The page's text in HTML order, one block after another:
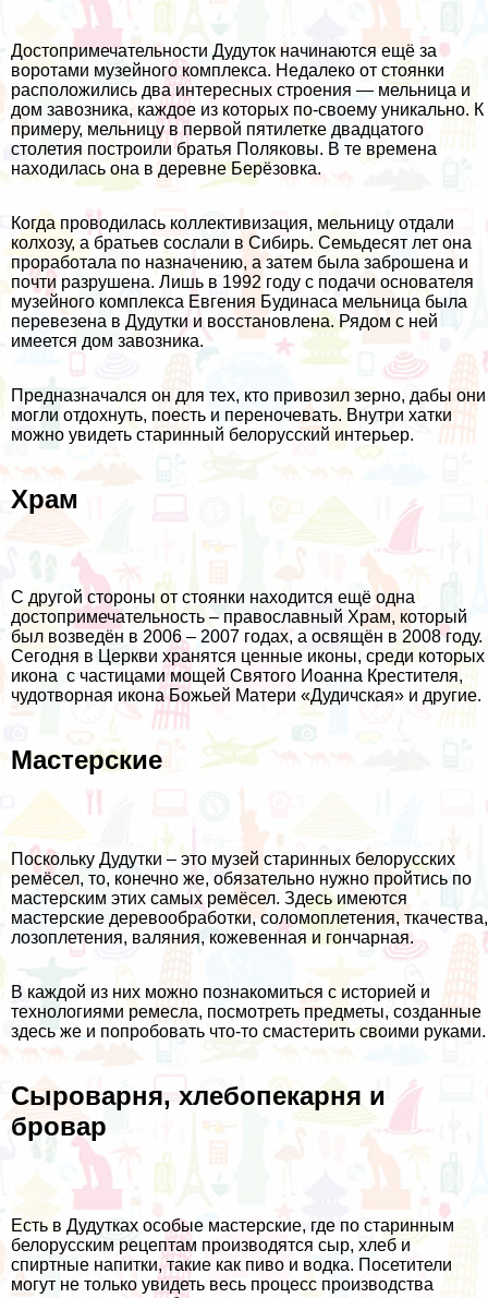
Достопримечательности Дудуток начинаются ещё за
воротами музейного комплекса. Недалеко от стоянки
расположились два интересных строения — мельница и
дом завозника, каждое из которых по-своему уникально. К
примеру, мельницу в первой пятилетке двадцатого
столетия построили братья Поляковы. В те времена
находилась она в деревне Берёзовка.
Когда проводилась коллективизация, мельницу отдали
колхозу, а братьев сослали в Сибирь. Семьдесят лет она
проработала по назначению, а затем была заброшена и
почти разрушена. Лишь в 1992 году с подачи основателя
музейного комплекса Евгения Будинаса мельница была
перевезена в Дудутки и восстановлена. Рядом с ней
имеется дом завозника.
Предназначался он для тех, кто привозил зерно, дабы они
могли отдохнуть, поесть и переночевать. Внутри хатки
можно увидеть старинный белорусский интерьер.
Храм
С другой стороны от стоянки находится ещё одна
достопримечательность – православный Храм, который
был возведён в 2006 – 2007 годах, а освящён в 2008 году.
Сегодня в Церкви хранятся ценные иконы, среди которых
икона с частицами мощей Святого Иоанна Крестителя,
чудотворная икона Божьей Матери «Дудичская» и другие.
Мастерские
Поскольку Дудутки – это музей старинных белорусских
ремёсел, то, конечно же, обязательно нужно пройтись по
мастерским этих самых ремёсел. Здесь имеются
мастерские деревообработки, соломоплетения, ткачества,
лозоплетения, валяния, кожевенная и гончарная.
В каждой из них можно познакомиться с историей и
технологиями ремесла, посмотреть предметы, созданные
здесь же и попробовать что-то смастерить своими руками.
Сыроварня, хлебопекарня и
бровар
Есть в Дудутках особые мастерские, где по старинным
белорусским рецептам производятся сыр, хлеб и
спиртные напитки, такие как пиво и водка. Посетители
могут не только увидеть весь процесс производства